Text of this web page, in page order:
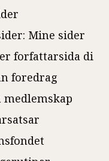
Mine sider
forfattarsida di
foredrag
medlemskap